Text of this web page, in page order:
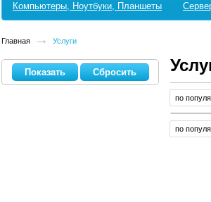
Компьютеры, Ноутбуки, Планшеты
Главная Услуги
по
по